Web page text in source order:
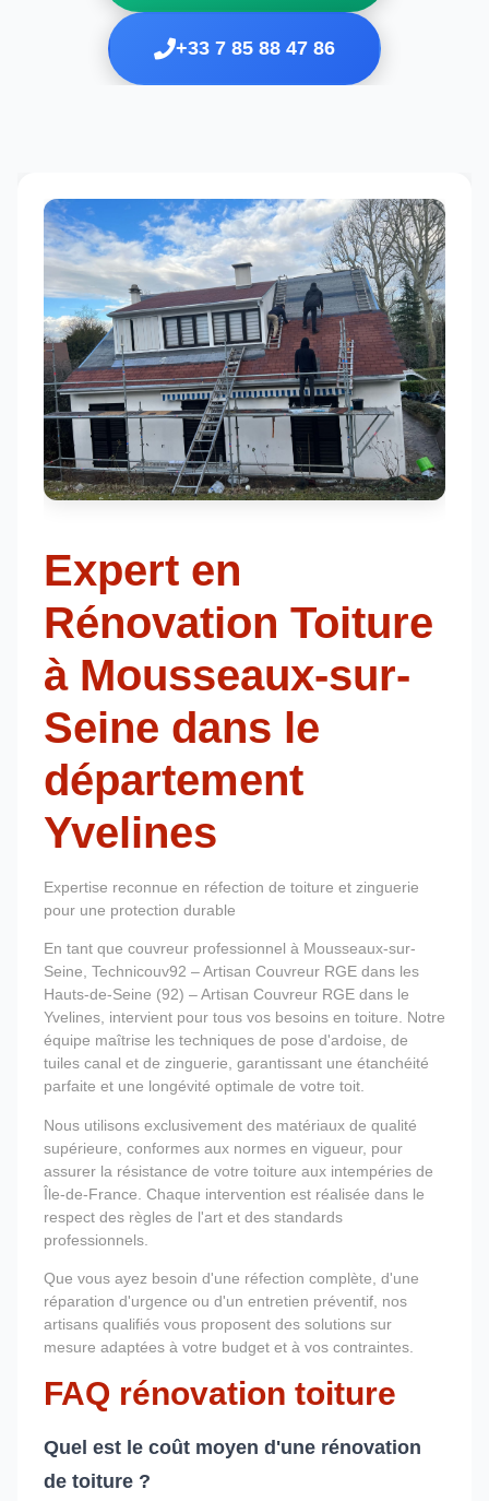
+33 7 85 88 47 86
Expert en
Rénovation Toiture
à Mousseaux-sur-
Seine dans le
département
Yvelines
Expertise reconnue en réfection de toiture et zinguerie
pour une protection durable
En tant que couvreur professionnel à Mousseaux-sur-
Seine, Technicouv92 – Artisan Couvreur RGE dans les
Hauts-de-Seine (92) – Artisan Couvreur RGE dans le
Yvelines, intervient pour tous vos besoins en toiture. Notre
équipe maîtrise les techniques de pose d'ardoise, de
tuiles canal et de zinguerie, garantissant une étanchéité
parfaite et une longévité optimale de votre toit.
Nous utilisons exclusivement des matériaux de qualité
supérieure, conformes aux normes en vigueur, pour
assurer la résistance de votre toiture aux intempéries de
Île-de-France. Chaque intervention est réalisée dans le
respect des règles de l'art et des standards
professionnels.
Que vous ayez besoin d'une réfection complète, d'une
réparation d'urgence ou d'un entretien préventif, nos
artisans qualifiés vous proposent des solutions sur
mesure adaptées à votre budget et à vos contraintes.
FAQ rénovation toiture
Quel est le coût moyen d'une rénovation
de toiture ?